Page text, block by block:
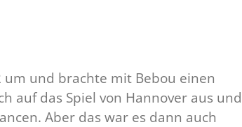
und brachte mit Bebou einen
auf das Spiel von Hannover aus und
Aber das war es dann auch